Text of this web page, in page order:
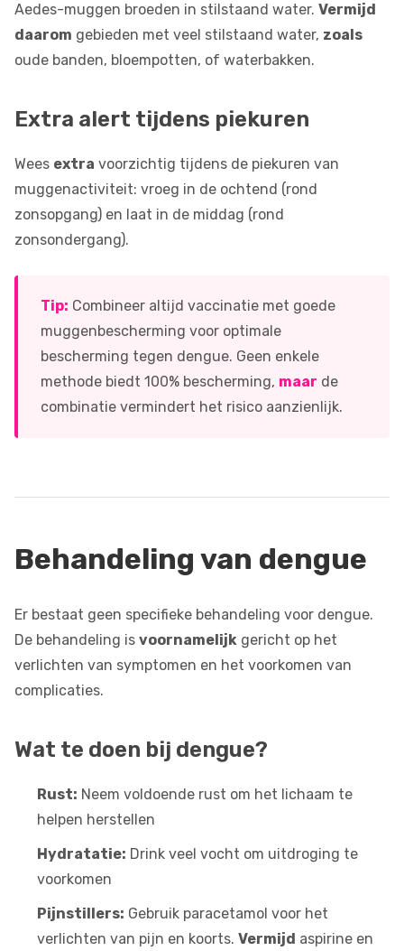
Aedes-muggen broeden in stilstaand water. Vermijd
daarom gebieden met veel stilstaand water, zoals
oude banden, bloempotten, of waterbakken.
Extra alert tijdens piekuren
Wees extra voorzichtig tijdens de piekuren van
muggenactiviteit: vroeg in de ochtend (rond
zonsopgang) en laat in de middag (rond
zonsondergang).
Tip: Combineer altijd vaccinatie met goede
muggenbescherming voor optimale
bescherming tegen dengue. Geen enkele
methode biedt 100% bescherming, maar de
combinatie vermindert het risico aanzienlijk.
Behandeling van dengue
Er bestaat geen specifieke behandeling voor dengue.
De behandeling is voornamelijk gericht op het
verlichten van symptomen en het voorkomen van
complicaties.
Wat te doen bij dengue?
Rust: Neem voldoende rust om het lichaam te
helpen herstellen
Hydratatie: Drink veel vocht om uitdroging te
voorkomen
Pijnstillers: Gebruik paracetamol voor het
verlichten van pijn en koorts. Vermijd aspirine en